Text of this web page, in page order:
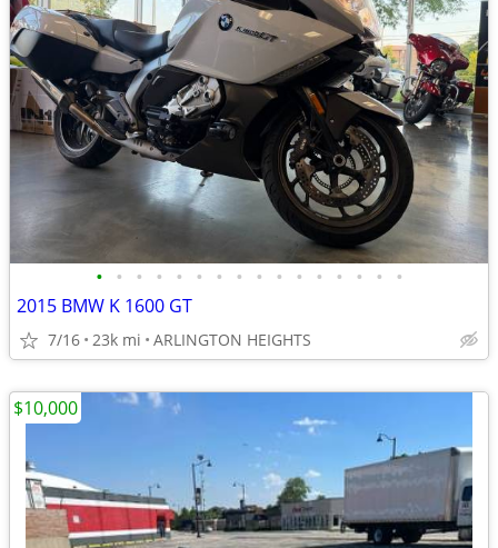
• • • • • • • • • • • • • • • •
2015 BMW K 1600 GT
7/16 23k mi ARLINGTON HEIGHTS
$10,000